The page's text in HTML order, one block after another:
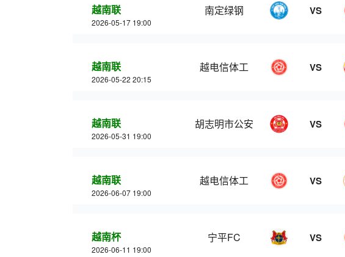
越南联
2026-05-17 19:00
南定绿钢 VS
越南联
2026-05-22 20:15
越电信体工 VS
越南联
2026-05-31 19:00
胡志明市公安 VS
越南联
2026-06-07 19:00
越电信体工 VS
越南杯
2026-06-11 19:00
宁平FC VS